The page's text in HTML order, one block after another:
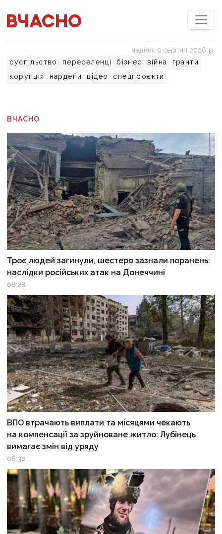
суспільство переселенці бізнес війна
гранти
корупція
нардепи відео спецпроєкти
неділя, 9 серпня 2026 р.
ВЧАСНО
Троє людей загинули, шестеро зазнали поранень:
наслідки російських атак на Донеччині
08:28
ВПО втрачають виплати та місяцями чекають
на компенсації за зруйноване житло: Лубінець
вимагає змін від уряду
06:30